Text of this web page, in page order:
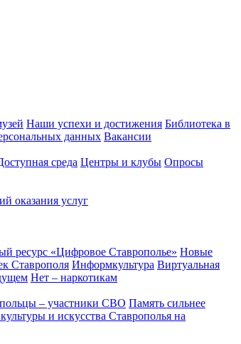
Наши успехи и достижения Библиотека в
данных Вакансии
среда Центры и клубы Опросы
оказания услуг
ресурс «Цифровое Ставрополье» Новые
Ставрополя Информкультура Виртуальная
Нет – наркотикам
– участники СВО Память сильнее
и искусства Ставрополья на